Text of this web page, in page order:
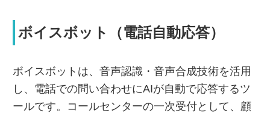
ボイスボット（電話自動応答）
ボイスボットは、音声認識・音声合成技術を活用
し、電話での問い合わせにAIが自動で応答するツ
ールです。コールセンターの一次受付として、顧